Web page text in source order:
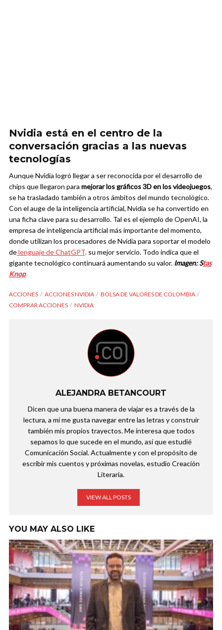
Nvidia está en el centro de la
conversación gracias a las nuevas
tecnologías
Aunque Nvidia logró llegar a ser reconocida por el desarrollo de
chips que llegaron para mejorar los gráficos 3D en los videojuegos,
se ha trasladado también a otros ámbitos del mundo tecnológico.
Con el auge de la inteligencia artificial, Nvidia se ha convertido en
una ficha clave para su desarrollo. Tal es el ejemplo de OpenAI, la
empresa de inteligencia artificial más importante del momento,
donde utilizan los procesadores de Nvidia para soportar el modelo
delenguaje de ChatGPT, su mejor servicio. Todo indica que el
gigante tecnológico continuará aumentando su valor. Imagen: Stas
Knop
ACCIONES ACCIONES NVIDIA
BOLSA DE VALORES DE COLOMBIA
COMPRAR ACCIONES
NVIDIA
ALEJANDRA BETANCOURT
Dicen que una buena manera de viajar es a través de la
lectura, a mí me gusta navegar entre las letras y construir
también mis propios trayectos. Me interesa que todos
sepamos lo que sucede en el mundo, así que estudié
Comunicación Social. Actualmente y con el propósito de
escribir mis cuentos y próximas novelas, estudio Creación
Literaria.
VIEW ALL POSTS
YOU MAY ALSO LIKE